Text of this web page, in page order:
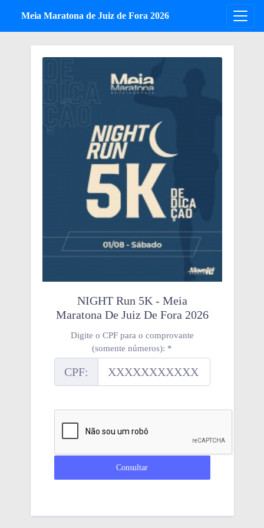
Meia Maratona de Juiz de Fora 2026
NIGHT Run 5K - Meia
Maratona De Juiz De Fora 2026
Digite o CPF para o comprovante
(somente números): *
CPF: